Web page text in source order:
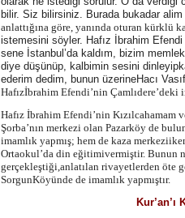
bilir. Siz bilirsiniz. Burada bukadar
anlattığına göre, yanında oturan kürklü
istemesini söyler. Hafız İbrahim
sene İstanbul’da kaldım, bizim
diye düşünüp, kalbimin sesini dinleyip
ederim dedim, bunun üzerineHacı
Hafızİbrahim Efendi’nin Çamlıdere’deki
Hafız İbrahim Efendi’nin Kızılcahamam
Şorba’nın merkezi olan Pazarköy de
imamlık yapmış; hem de kaza merkezi
Ortaokul’da din eğitimivermiştir. Bunun
gerçekleştiği,anlatılan rivayetlerden öte
SorgunKöyünde de imamlık yapmıştır.